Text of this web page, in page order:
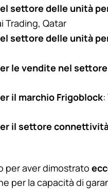
settore delle unità
Trading, Qatar
settore delle unità
le vendite nel
il marchio Frigoblock
il settore
per aver dimostrato
per la capacità di